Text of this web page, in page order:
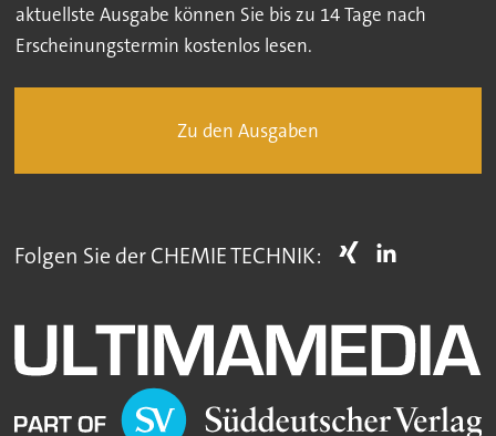
aktuellste Ausgabe können Sie bis zu 14 Tage nach
Erscheinungstermin kostenlos lesen.
Zu den Ausgaben
Folgen Sie der CHEMIE TECHNIK: